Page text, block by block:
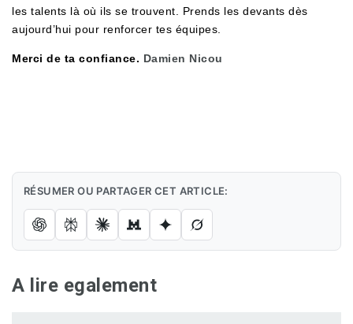
les talents là où ils se trouvent. Prends les devants dès
aujourd’hui pour renforcer tes équipes.
Merci de ta confiance. Damien Nicou
RÉSUMER OU PARTAGER CET ARTICLE:
A lire egalement